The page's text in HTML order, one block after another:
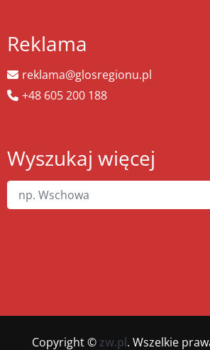
Reklama
reklama@glosregionu.pl
+48 605 200 188
Wyszukaj więcej
Copyright © zw.pl. Wszelkie